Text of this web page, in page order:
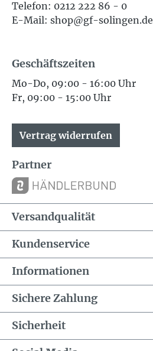
Telefon: 0212 222 86 - 0
E-Mail: shop@gf-solingen.de
Geschäftszeiten
Mo-Do, 09:00 - 16:00 Uhr
Fr, 09:00 - 15:00 Uhr
Vertrag widerrufen
Partner
Versandqualität
Kundenservice
Informationen
Sichere Zahlung
Sicherheit